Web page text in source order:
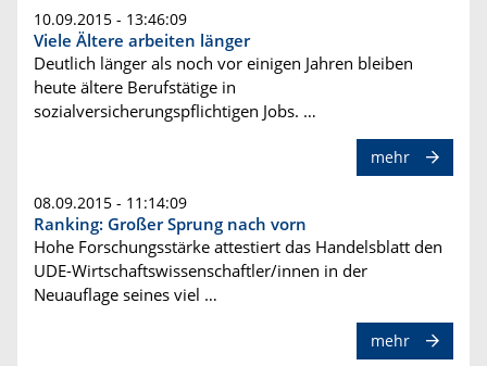
10.09.2015 - 13:46:09
Viele Ältere arbeiten länger
Deutlich länger als noch vor einigen Jahren bleiben
heute ältere Berufstätige in
sozialversicherungspflichtigen Jobs. …
mehr
08.09.2015 - 11:14:09
Ranking: Großer Sprung nach vorn
Hohe Forschungsstärke attestiert das Handelsblatt den
UDE-Wirtschaftswissenschaftler/innen in der
Neuauflage seines viel …
mehr